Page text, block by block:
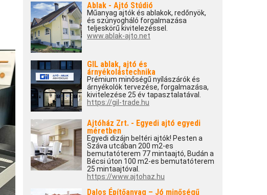
Ablak - Ajtó Stúdió
Műanyag ajtók és ablakok, redőnyök,
és szúnyogháló forgalmazása
teljeskörű kivitelezéssel.
www.ablak-ajto.net
GIL ablak, ajtó és
árnyékolástechnika
Prémium minőségű nyílászárók és
árnyékolók tervezése, forgalmazása,
kivitelezése 25 év tapasztalatával.
https://gil-trade.hu
Ajtóház Zrt. - Egyedi ajtó egyedi
méretben
Egyedi dizájn beltéri ajtók! Pesten a
Száva utcában 200 m2-es
bemutatóterem 77 mintaajtó, Budán a
Bécsi úton 100 m2-es bemutatóterem
25 mintaajtóval.
https://www.ajtohaz.hu
Dalos Építőanyag – Jó minőségű